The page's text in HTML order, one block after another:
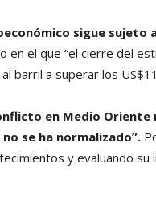
sigue
en el que “el cierre del
barril a superar los
en Medio
se ha normalizado”.
y evaluando